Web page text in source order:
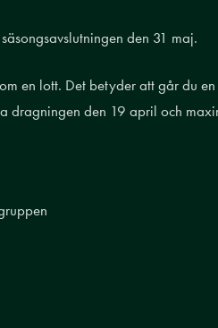
den 31 maj.
en lott. Det betyder att går du
dragningen den 19 april och